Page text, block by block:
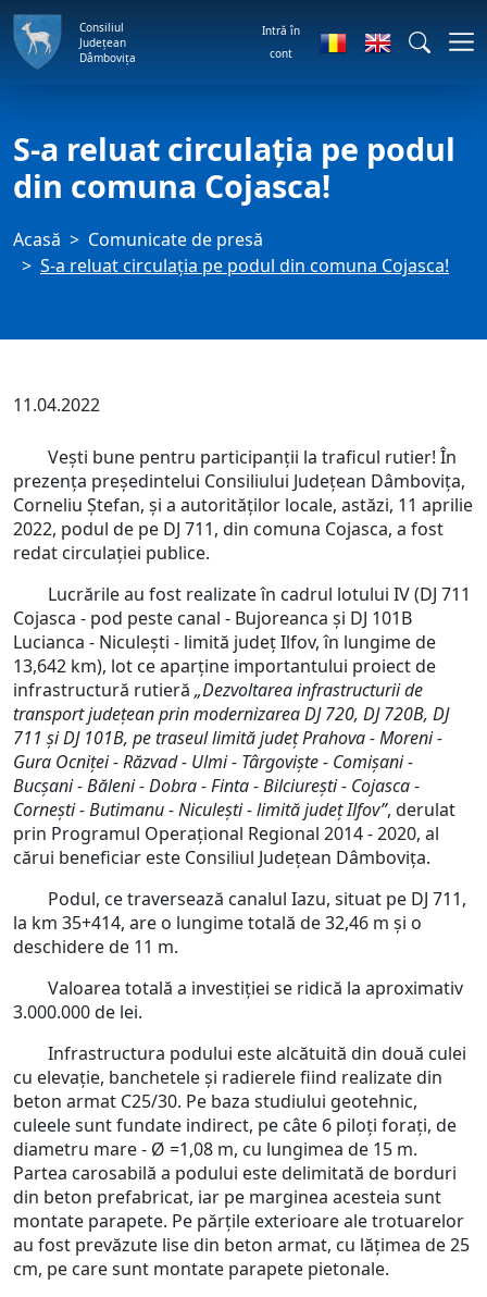
Consiliul
Județean
Dâmbovița
Intră în
cont
S-a reluat circulația pe podul
din comuna Cojasca!
Acasă
Comunicate de presă
S-a reluat circulația pe podul din comuna Cojasca!
11.04.2022
Vești bune pentru participanții la traficul rutier! În
prezența președintelui Consiliului Județean Dâmbovița,
Corneliu Ștefan, și a autorităților locale, astăzi, 11 aprilie
2022, podul de pe DJ 711, din comuna Cojasca, a fost
redat circulației publice.
Lucrările au fost realizate în cadrul lotului IV (DJ 711
Cojasca - pod peste canal - Bujoreanca și DJ 101B
Lucianca - Niculești - limită județ Ilfov, în lungime de
13,642 km), lot ce aparține importantului proiect de
infrastructură rutieră „Dezvoltarea infrastructurii de
transport județean prin modernizarea DJ 720, DJ 720B, DJ
711 și DJ 101B, pe traseul limită județ Prahova - Moreni -
Gura Ocniței - Răzvad - Ulmi - Târgoviște - Comișani -
Bucșani - Băleni - Dobra - Finta - Bilciurești - Cojasca -
Cornești - Butimanu - Niculești - limită județ Ilfov”, derulat
prin Programul Operațional Regional 2014 - 2020, al
cărui beneficiar este Consiliul Județean Dâmbovița.
Podul, ce traversează canalul Iazu, situat pe DJ 711,
la km 35+414, are o lungime totală de 32,46 m și o
deschidere de 11 m.
Valoarea totală a investiției se ridică la aproximativ
3.000.000 de lei.
Infrastructura podului este alcătuită din două culei
cu elevație, banchetele și radierele fiind realizate din
beton armat C25/30. Pe baza studiului geotehnic,
culeele sunt fundate indirect, pe câte 6 piloți forați, de
diametru mare - Ø =1,08 m, cu lungimea de 15 m.
Partea carosabilă a podului este delimitată de borduri
din beton prefabricat, iar pe marginea acesteia sunt
montate parapete. Pe părțile exterioare ale trotuarelor
au fost prevăzute lise din beton armat, cu lățimea de 25
cm, pe care sunt montate parapete pietonale.